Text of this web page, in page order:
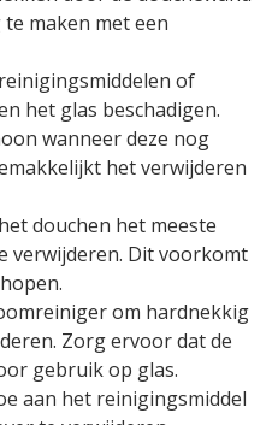
maken met een
of
het glas beschadigen.
wanneer deze nog
het verwijderen
douchen het meeste
verwijderen. Dit voorkomt
om hardnekkig
Zorg ervoor dat de
gebruik op glas.
aan het reinigingsmiddel